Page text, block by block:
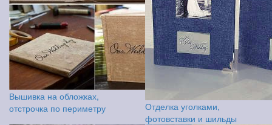
Вышивка на обложках,
отстрочка по периметру
Отделка уголками,
фотовставки и шильды